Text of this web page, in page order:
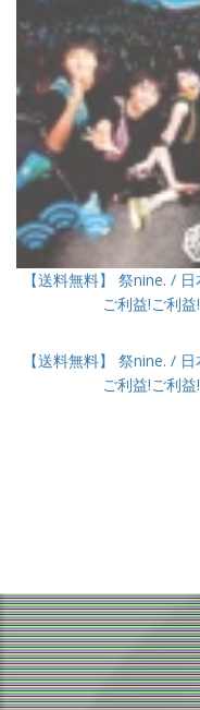
【送料無料】 祭nine. /
ご利益!ご利益
【送料無料】 祭nine. /
ご利益!ご利益